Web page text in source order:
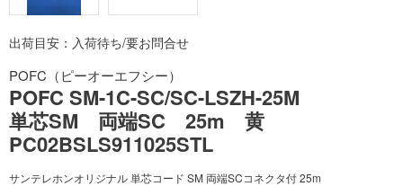
出荷目安：入荷待ち/要お問合せ
POFC（ピーオーエフシー）
POFC SM-1C-SC/SC-LSZH-25M
単芯SM 両端SC 25m 黄
PC02BSLS911025STL
サンテレホンオリジナル 単芯コード SM 両端SCコネクタ付 25m